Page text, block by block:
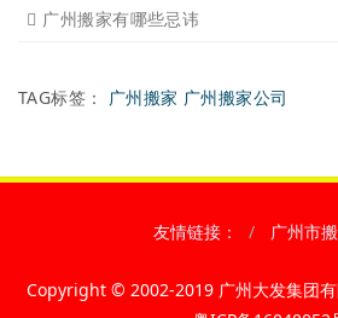
搬家时搬运图书注意事项细
日式搬家的服务特点